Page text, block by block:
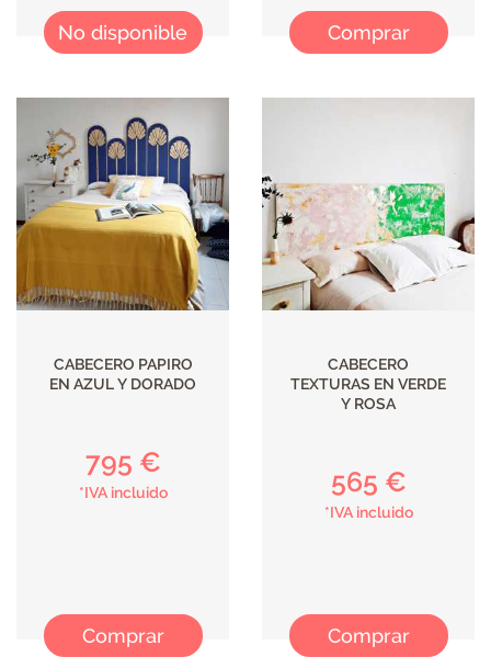
No disponible Comprar
CABECERO PAPIRO
EN AZUL Y DORADO
795 €
*IVA incluido
Comprar
CABECERO
TEXTURAS EN VERDE
Y ROSA
565 €
*IVA incluido
Comprar